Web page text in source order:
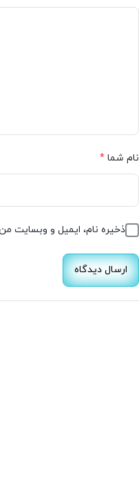
نام شما *
ذخیره نام، ایمیل و وبسایت